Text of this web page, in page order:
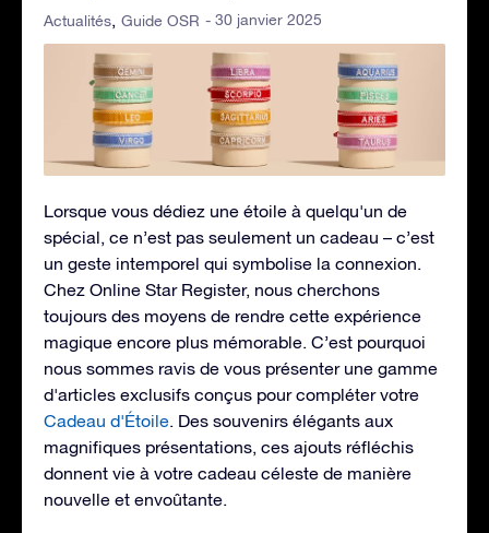
Actualités Guide OSR - 30 janvier 2025
Lorsque vous dédiez une étoile à quelqu'un de
spécial, ce n’est pas seulement un cadeau – c’est
un geste intemporel qui symbolise la connexion.
Chez Online Star Register, nous cherchons
toujours des moyens de rendre cette expérience
magique encore plus mémorable. C’est pourquoi
nous sommes ravis de vous présenter une gamme
d'articles exclusifs conçus pour compléter votre
Cadeau d'Étoile. Des souvenirs élégants aux
magnifiques présentations, ces ajouts réfléchis
donnent vie à votre cadeau céleste de manière
nouvelle et envoûtante.